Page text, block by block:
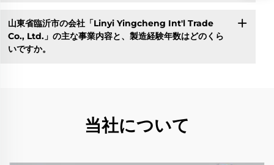
山東省臨沂市の会社「Linyi Yingcheng Int'l Trade
Co., Ltd.」の主な事業内容と、製造経験年数はどのくら
いですか。
当社について